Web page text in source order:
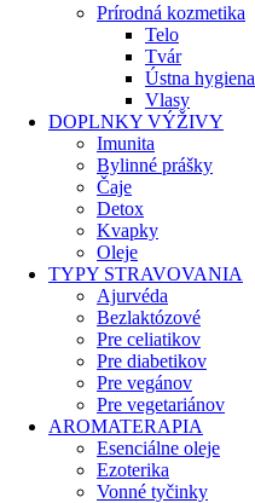
Prírodná kozmetika
Telo
Tvár
Ústna hygiena
Vlasy
DOPLNKY VÝŽIVY
Imunita
Bylinné prášky
Čaje
Detox
Kvapky
Oleje
TYPY STRAVOVANIA
Ajurvéda
Bezlaktózové
Pre celiatikov
Pre diabetikov
Pre vegánov
Pre vegetariánov
AROMATERAPIA
Esenciálne oleje
Ezoterika
Vonné tyčinky